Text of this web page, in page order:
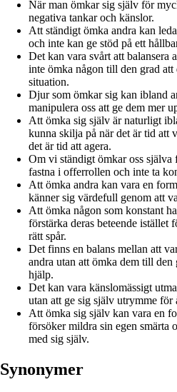
När man ömkar sig själv för
negativa tankar och känslor.
Att ständigt ömka andra kan
och inte kan ge stöd på ett
Det kan vara svårt att balansera
inte ömka någon till den grad att
situation.
Djur som ömkar sig kan ibland
manipulera oss att ge dem mer
Att ömka sig själv är naturligt
kunna skilja på när det är tid att
det är tid att agera.
Om vi ständigt ömkar oss
fastna i offerrollen och inte ta
Att ömka andra kan vara en
känner sig värdefull genom att
Att ömka någon som konstant
förstärka deras beteende istället
rätt spår.
Det finns en balans mellan att
andra utan att ömka dem till
hjälp.
Det kan vara känslomässigt
utan att ge sig själv utrymme för
Att ömka sig själv kan vara en
försöker mildra sin egen smärta
med sig själv.
Synonymer